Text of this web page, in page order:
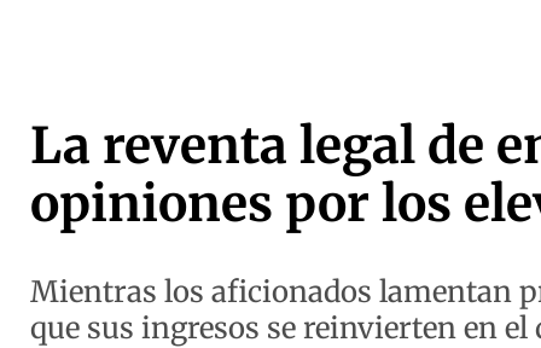
La reventa legal de
opiniones por los
Mientras los aficionados lamentan
que sus ingresos se reinvierten en